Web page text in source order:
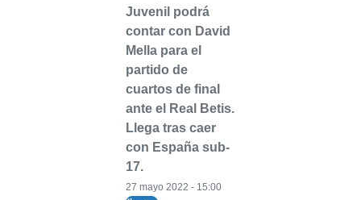
Juvenil podrá
contar con David
Mella para el
partido de
cuartos de final
ante el Real Betis.
Llega tras caer
con España sub-
17.
27 mayo 2022 - 15:00